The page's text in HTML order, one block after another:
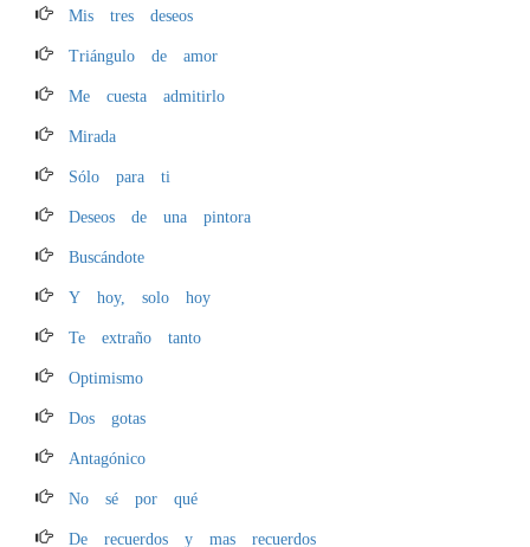
Mis tres deseos
Triángulo de amor
Me cuesta admitirlo
Mirada
Sólo para ti
Deseos de una pintora
Buscándote
Y hoy, solo hoy
Te extraño tanto
Optimismo
Dos gotas
Antagónico
No sé por qué
De recuerdos y mas recuerdos